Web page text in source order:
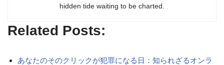
hidden tide waiting to be charted.
Related Posts:
あなたのそのクリックが犯罪になる日：知られざるオンラ